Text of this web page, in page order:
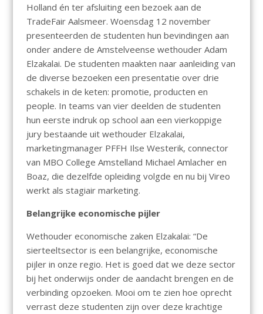
Holland én ter afsluiting een bezoek aan de
TradeFair Aalsmeer. Woensdag 12 november
presenteerden de studenten hun bevindingen aan
onder andere de Amstelveense wethouder Adam
Elzakalai. De studenten maakten naar aanleiding van
de diverse bezoeken een presentatie over drie
schakels in de keten: promotie, producten en
people. In teams van vier deelden de studenten
hun eerste indruk op school aan een vierkoppige
jury bestaande uit wethouder Elzakalai,
marketingmanager PFFH Ilse Westerik, connector
van MBO College Amstelland Michael Amlacher en
Boaz, die dezelfde opleiding volgde en nu bij Vireo
werkt als stagiair marketing.
Belangrijke economische pijler
Wethouder economische zaken Elzakalai: “De
sierteeltsector is een belangrijke, economische
pijler in onze regio. Het is goed dat we deze sector
bij het onderwijs onder de aandacht brengen en de
verbinding opzoeken. Mooi om te zien hoe oprecht
verrast deze studenten zijn over deze krachtige